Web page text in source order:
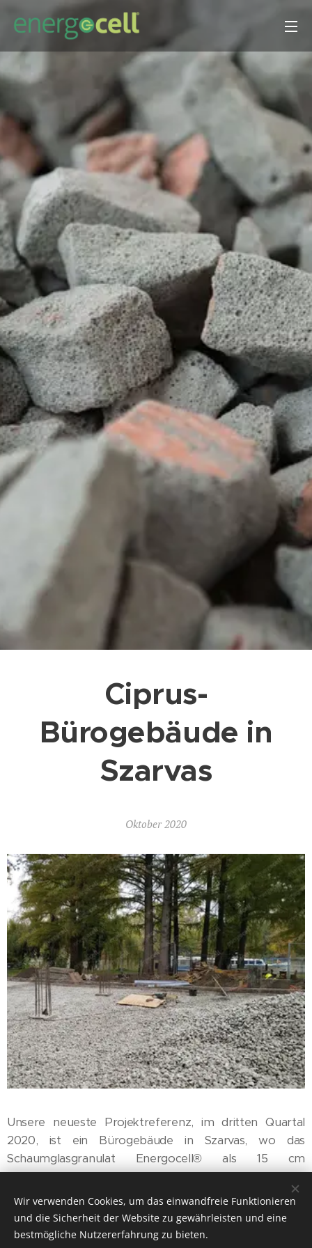
Ciprus-
Bürogebäude in
Szarvas
Oktober 2020
Unsere neueste Projektreferenz, im dritten Quartal
2020, ist ein Bürogebäude in Szarvas, wo das
Schaumglasgranulat Energocell® als 15 cm
Unterbodenschicht zur Wärmedämmung des Bodens
eingearbeitet wurde. Das Gebäude mit einer
Grundfläche von 600 m2 wurde am abfallenden Ufer
des Holt-Körös errichtet und das Fundament mit einer
Wir verwenden Cookies, um das einwandfreie Funktionieren
und die Sicherheit der Website zu gewährleisten und eine
bestmögliche Nutzererfahrung zu bieten.